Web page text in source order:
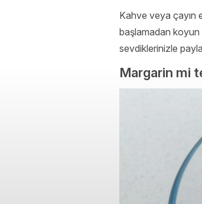
Kahve veya çayın
başlamadan koyun
sevdiklerinizle
Margarin mi